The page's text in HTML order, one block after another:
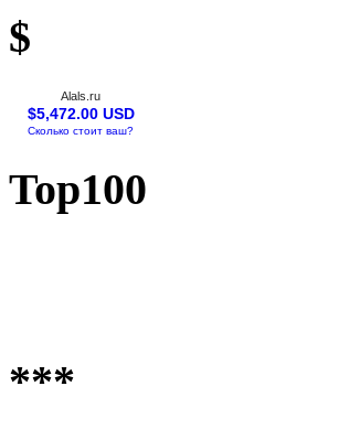
$
Alals.ru
$5,472.00 USD
Сколько стоит ваш?
Top100
***